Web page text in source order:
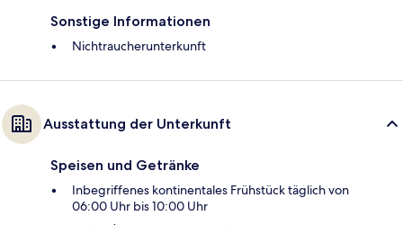
Sonstige Informationen
Nichtraucherunterkunft
Ausstattung der Unterkunft
Speisen und Getränke
Inbegriffenes kontinentales Frühstück täglich von
06:00 Uhr bis 10:00 Uhr